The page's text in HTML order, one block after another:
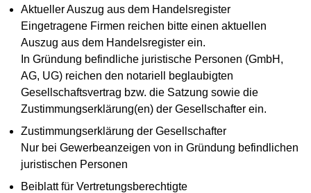
Aktueller Auszug aus dem Handelsregister
Eingetragene Firmen reichen bitte einen aktuellen
Auszug aus dem Handelsregister ein.
In Gründung befindliche juristische Personen (GmbH,
AG, UG) reichen den notariell beglaubigten
Gesellschaftsvertrag bzw. die Satzung sowie die
Zustimmungserklärung(en) der Gesellschafter ein.
Zustimmungserklärung der Gesellschafter
Nur bei Gewerbeanzeigen von in Gründung befindlichen
juristischen Personen
Beiblatt für Vertretungsberechtigte